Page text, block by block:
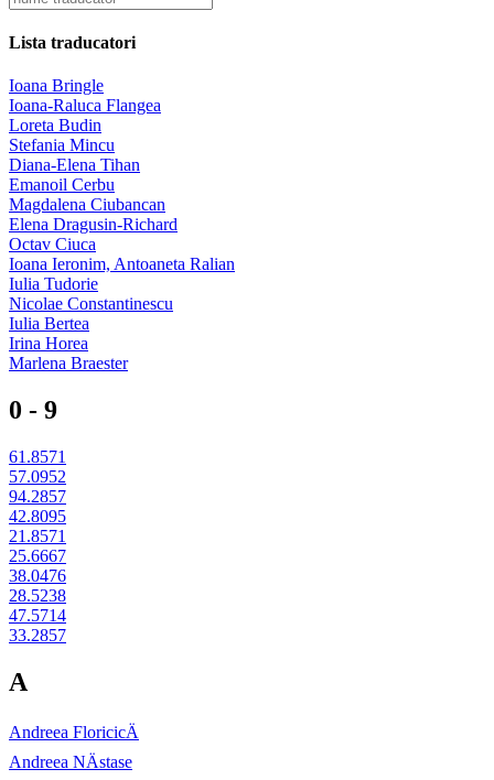
Lista traducatori
Ioana Bringle
Ioana-Raluca Flangea
Loreta Budin
Stefania Mincu
Diana-Elena Tihan
Emanoil Cerbu
Magdalena Ciubancan
Elena Dragusin-Richard
Octav Ciuca
Ioana Ieronim, Antoaneta Ralian
Iulia Tudorie
Nicolae Constantinescu
Iulia Bertea
Irina Horea
Marlena Braester
0 - 9
61.8571
57.0952
94.2857
42.8095
21.8571
25.6667
38.0476
28.5238
47.5714
33.2857
A
Andreea FloricicÄ
Andreea NÄstase